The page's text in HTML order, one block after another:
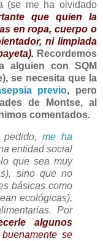
(se me ha olvidado
que quien la
en ropa, cuerpo o
ni limpiada
Recordemos
alguien con SQM
se necesita que la
previo, pero
de Montse, al
comentados.
pedido,me ha
entidad social
que sea muy
sino que no
básicas como
ecológicas),
Por
algunos
se